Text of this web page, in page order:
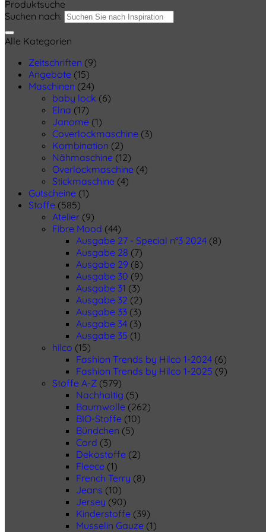
Produktsuche
Suchen nach:
Alle Kategorien
Zeitschriften (9)
Angebote (15)
Maschinen (24)
baby lock (6)
Elna (17)
Janome (1)
Coverlockmaschine (3)
Kombination (2)
Nähmaschine (12)
Overlockmaschine (4)
Stickmaschine (4)
Gutscheine (1)
Stoffe (585)
Atelier (9)
Fibre Mood (44)
Ausgabe 27 - Special n°3 2024 (8)
Ausgabe 28 (7)
Ausgabe 29 (8)
Ausgabe 30 (9)
Ausgabe 31 (3)
Ausgabe 32 (2)
Ausgabe 33 (3)
Ausgabe 34 (3)
Ausgabe 35 (1)
hilco (15)
Fashion Trends by Hilco 1-2024 (6)
Fashion Trends by Hilco 1-2025 (9)
Stoffe A-Z (579)
Nachhaltig (5)
Baumwolle (262)
BIO-Stoffe (10)
Bündchen (5)
Cord (3)
Dekostoffe (2)
Fleece (1)
French Terry (8)
Jeans (10)
Jersey (90)
Kinderstoffe (39)
Musselin Gauze (1)